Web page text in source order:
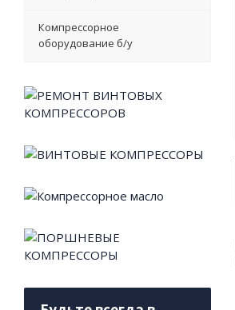
Компрессорное
оборудование б/у